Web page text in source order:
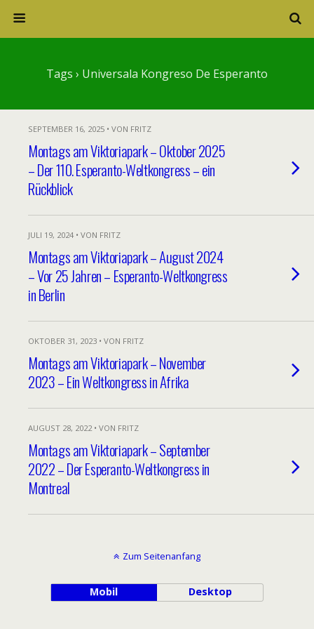
Tags › Universala Kongreso De Esperanto
SEPTEMBER 16, 2025 • VON FRITZ
Montags am Viktoriapark – Oktober 2025
– Der 110. Esperanto-Weltkongress – ein
Rückblick
JULI 19, 2024 • VON FRITZ
Montags am Viktoriapark – August 2024
– Vor 25 Jahren – Esperanto-Weltkongress
in Berlin
OKTOBER 31, 2023 • VON FRITZ
Montags am Viktoriapark – November
2023 – Ein Weltkongress in Afrika
AUGUST 28, 2022 • VON FRITZ
Montags am Viktoriapark – September
2022 – Der Esperanto-Weltkongress in
Montreal
Zum Seitenanfang
Mobil Desktop